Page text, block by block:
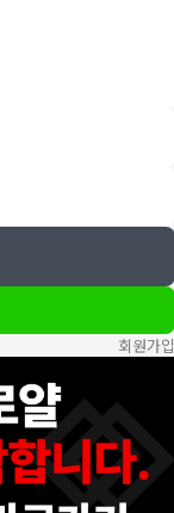
회원가입